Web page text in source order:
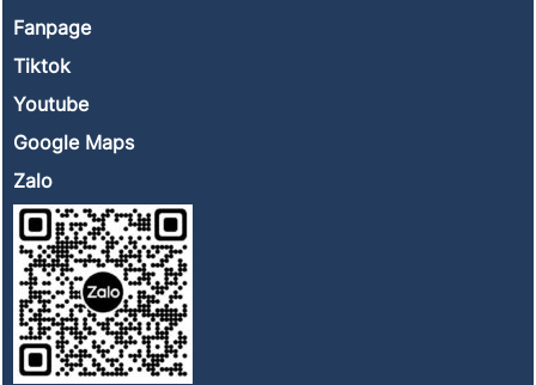
Fanpage
Tiktok
Youtube
Google Maps
Zalo